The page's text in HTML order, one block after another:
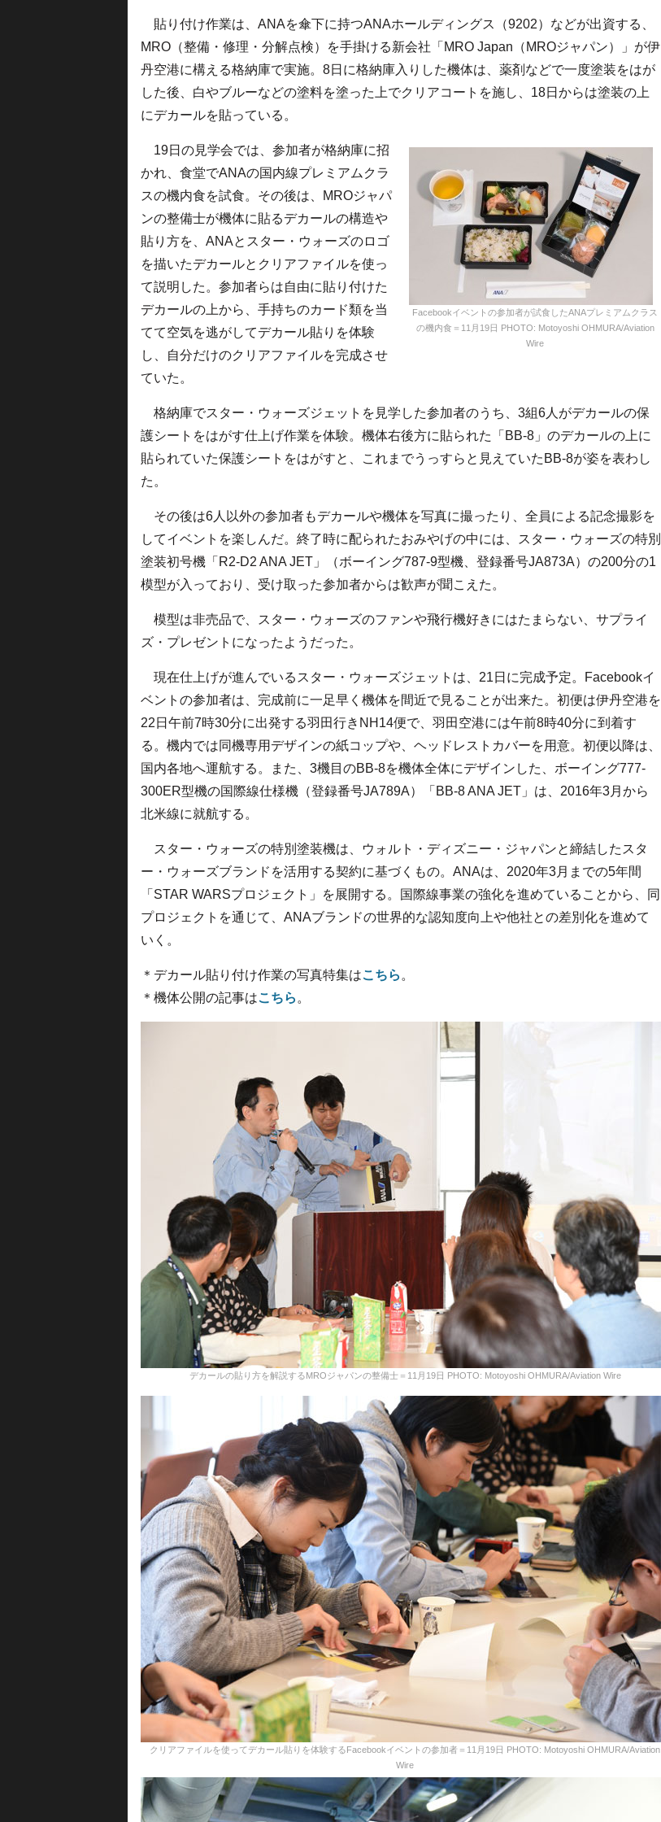
貼り付け作業は、ANAを傘下に持つANAホールディングス（9202）などが出資する、
MRO（整備・修理・分解点検）を手掛ける新会社「MRO Japan（MROジャパン）」が伊
丹空港に構える格納庫で実施。8日に格納庫入りした機体は、薬剤などで一度塗装をはが
した後、白やブルーなどの塗料を塗った上でクリアコートを施し、18日からは塗装の上
にデカールを貼っている。
Facebookイベントの参加者が試食したANAプレミアムクラス
の機内食＝11月19日 PHOTO: Motoyoshi OHMURA/Aviation
Wire
19日の見学会では、参加者が格納庫に招
かれ、食堂でANAの国内線プレミアムクラ
スの機内食を試食。その後は、MROジャパ
ンの整備士が機体に貼るデカールの構造や
貼り方を、ANAとスター・ウォーズのロゴ
を描いたデカールとクリアファイルを使っ
て説明した。参加者らは自由に貼り付けた
デカールの上から、手持ちのカード類を当
てて空気を逃がしてデカール貼りを体験
し、自分だけのクリアファイルを完成させ
ていた。
格納庫でスター・ウォーズジェットを見学した参加者のうち、3組6人がデカールの保
護シートをはがす仕上げ作業を体験。機体右後方に貼られた「BB-8」のデカールの上に
貼られていた保護シートをはがすと、これまでうっすらと見えていたBB-8が姿を表わし
た。
その後は6人以外の参加者もデカールや機体を写真に撮ったり、全員による記念撮影を
してイベントを楽しんだ。終了時に配られたおみやげの中には、スター・ウォーズの特別
塗装初号機「R2-D2 ANA JET」（ボーイング787-9型機、登録番号JA873A）の200分の1
模型が入っており、受け取った参加者からは歓声が聞こえた。
模型は非売品で、スター・ウォーズのファンや飛行機好きにはたまらない、サプライ
ズ・プレゼントになったようだった。
現在仕上げが進んでいるスター・ウォーズジェットは、21日に完成予定。Facebookイ
ベントの参加者は、完成前に一足早く機体を間近で見ることが出来た。初便は伊丹空港を
22日午前7時30分に出発する羽田行きNH14便で、羽田空港には午前8時40分に到着す
る。機内では同機専用デザインの紙コップや、ヘッドレストカバーを用意。初便以降は、
国内各地へ運航する。また、3機目のBB-8を機体全体にデザインした、ボーイング777-
300ER型機の国際線仕様機（登録番号JA789A）「BB-8 ANA JET」は、2016年3月から
北米線に就航する。
スター・ウォーズの特別塗装機は、ウォルト・ディズニー・ジャパンと締結したスタ
ー・ウォーズブランドを活用する契約に基づくもの。ANAは、2020年3月までの5年間
「STAR WARSプロジェクト」を展開する。国際線事業の強化を進めていることから、同
プロジェクトを通じて、ANAブランドの世界的な認知度向上や他社との差別化を進めて
いく。
＊デカール貼り付け作業の写真特集はこちら 。
＊機体公開の記事はこちら 。
デカールの貼り方を解説するMROジャパンの整備士＝11月19日 PHOTO: Motoyoshi OHMURA/Aviation Wire
クリアファイルを使ってデカール貼りを体験するFacebookイベントの参加者＝11月19日 PHOTO: Motoyoshi OHMURA/Aviation
Wire